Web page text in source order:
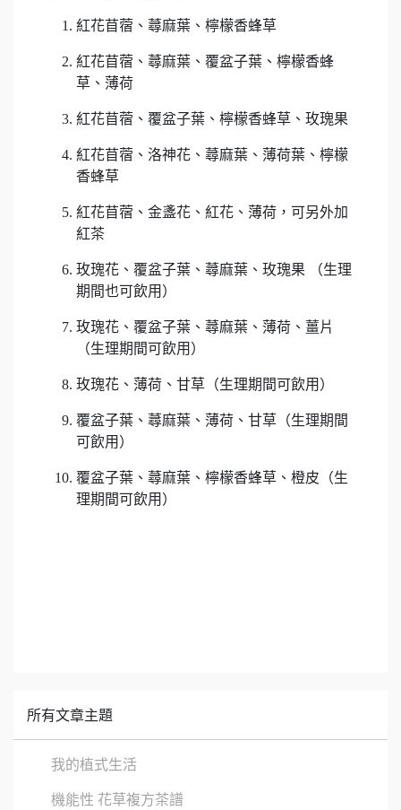
紅花苜蓿、蕁麻葉、檸檬香蜂草
紅花苜蓿、蕁麻葉、覆盆子葉、檸檬香蜂
草、薄荷
紅花苜蓿、覆盆子葉、檸檬香蜂草、玫瑰果
紅花苜蓿、洛神花、蕁麻葉、薄荷葉、檸檬
香蜂草
紅花苜蓿、金盞花、紅花、薄荷，可另外加
紅茶
玫瑰花、覆盆子葉、蕁麻葉、玫瑰果 （生理
期間也可飲用）
玫瑰花、覆盆子葉、蕁麻葉、薄荷、薑片
（生理期間可飲用）
玫瑰花、薄荷、甘草（生理期間可飲用）
覆盆子葉、蕁麻葉、薄荷、甘草（生理期間
可飲用）
覆盆子葉、蕁麻葉、檸檬香蜂草、橙皮（生
理期間可飲用）
所有文章主題
我的植式生活
機能性 花草複方茶譜